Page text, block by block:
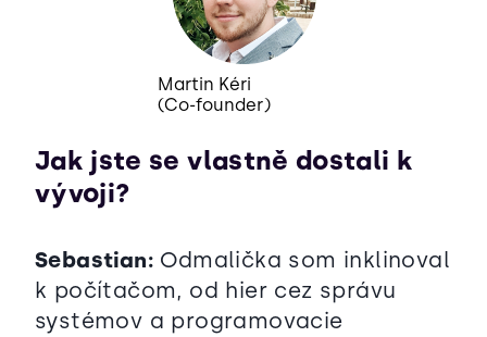
Martin Kéri
(Co-founder)
Jak jste se vlastně dostali k
vývoji?
Sebastian: Odmalička som inklinoval
k počítačom, od hier cez správu
systémov a programovacie